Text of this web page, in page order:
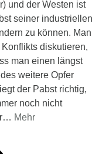
und der Westen ist
seiner industriellen
zu können. Man
diskutieren,
man einen längst
weitere Opfer
der Pabst richtig,
noch nicht
… Mehr